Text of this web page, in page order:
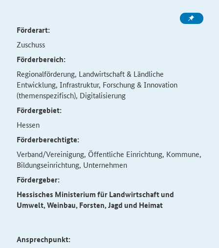
Förderart:
Zuschuss
Förderbereich:
Regionalförderung, Landwirtschaft & Ländliche
Entwicklung, Infrastruktur, Forschung & Innovation
(themenspezifisch), Digitalisierung
Fördergebiet:
Hessen
Förderberechtigte:
Verband/Vereinigung, Öffentliche Einrichtung, Kommune,
Bildungseinrichtung, Unternehmen
Fördergeber:
Hessisches Ministerium für Landwirtschaft und
Umwelt, Weinbau, Forsten, Jagd und Heimat
Ansprechpunkt: